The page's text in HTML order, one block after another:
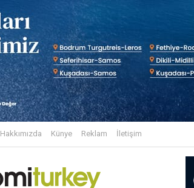
Hakkımızda Künye Reklam İletişim